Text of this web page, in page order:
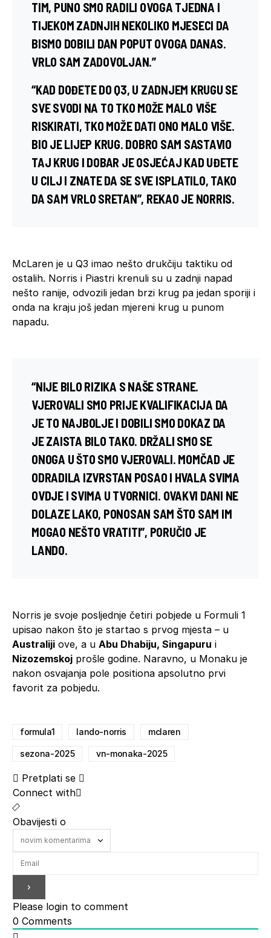
TIM, PUNO SMO RADILI OVOGA TJEDNA I
TIJEKOM ZADNJIH NEKOLIKO MJESECI DA
BISMO DOBILI DAN POPUT OVOGA DANAS.
VRLO SAM ZADOVOLJAN.”
“KAD DOĐETE DO Q3, U ZADNJEM KRUGU SE
SVE SVODI NA TO TKO MOŽE MALO VIŠE
RISKIRATI, TKO MOŽE DATI ONO MALO VIŠE.
BIO JE LIJEP KRUG. DOBRO SAM SASTAVIO
TAJ KRUG I DOBAR JE OSJEĆAJ KAD UĐETE
U CILJ I ZNATE DA SE SVE ISPLATILO, TAKO
DA SAM VRLO SRETAN”, REKAO JE NORRIS.
McLaren je u Q3 imao nešto drukčiju taktiku od
ostalih. Norris i Piastri krenuli su u zadnji napad
nešto ranije, odvozili jedan brzi krug pa jedan sporiji i
onda na kraju još jedan mjereni krug u punom
napadu.
“NIJE BILO RIZIKA S NAŠE STRANE.
VJEROVALI SMO PRIJE KVALIFIKACIJA DA
JE TO NAJBOLJE I DOBILI SMO DOKAZ DA
JE ZAISTA BILO TAKO. DRŽALI SMO SE
ONOGA U ŠTO SMO VJEROVALI. MOMČAD JE
ODRADILA IZVRSTAN POSAO I HVALA SVIMA
OVDJE I SVIMA U TVORNICI. OVAKVI DANI NE
DOLAZE LAKO, PONOSAN SAM ŠTO SAM IM
MOGAO NEŠTO VRATITI”, PORUČIO JE
LANDO.
Norris je svoje posljednje četiri pobjede u Formuli 1
upisao nakon što je startao s prvog mjesta – u
Australiji ove, a u Abu Dhabiju, Singapuru i
Nizozemskoj prošle godine. Naravno, u Monaku je
nakon osvajanja pole positiona apsolutno prvi
favorit za pobjedu.
formula1 lando-norris mclaren
sezona-2025 vn-monaka-2025
Pretplati se
Connect with
Obavijesti o
Please login to comment
0 Comments